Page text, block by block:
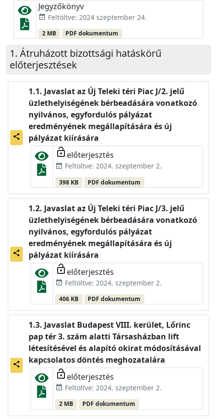
Jegyzőkönyv
event_available Feltöltve: 2024 szeptember 24.
2 MB PDF dokumentum
Átruházott bizottsági hatáskörű
előterjesztések
share
Javaslat az Új Teleki téri Piac J/2. jelű
üzlethelyiségének bérbeadására vonatkozó
nyilvános, egyfordulós pályázat
eredményének megállapítására és új
pályázat kiírására
lock_open előterjesztés
event_available Feltöltve: 2024. szeptember 2.
398 KB PDF dokumentum
share
Javaslat az Új Teleki téri Piac J/3. jelű
üzlethelyiségének bérbeadására vonatkozó
nyilvános, egyfordulós pályázat
eredményének megállapítására és új
pályázat kiírására
lock_open előterjesztés
event_available Feltöltve: 2024. szeptember 2.
406 KB PDF dokumentum
share
Javaslat Budapest VIII. kerület, Lőrinc
pap tér 3. szám alatti Társasházban lift
létesítésével és alapító okirat módosításával
kapcsolatos döntés meghozatalára
lock_open előterjesztés
event_available Feltöltve: 2024. szeptember 2.
2 MB PDF dokumentum